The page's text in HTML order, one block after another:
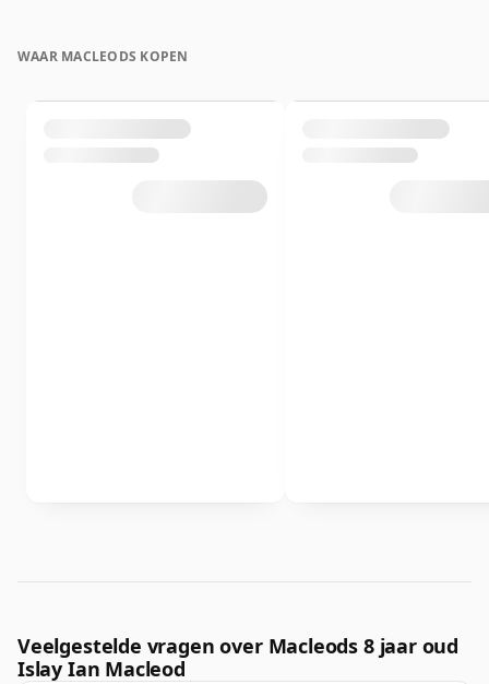
WAAR MACLEODS KOPEN
Veelgestelde vragen over Macleods 8 jaar oud
Islay Ian Macleod